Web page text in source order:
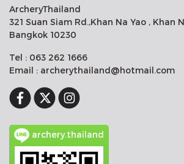
ArcheryThailand
321 Suan Siam Rd.,Khan Na Yao , Khan
Bangkok 10230
Tel : 063 262 1666
Email : archerythailand@hotmail.com
archery.thailand